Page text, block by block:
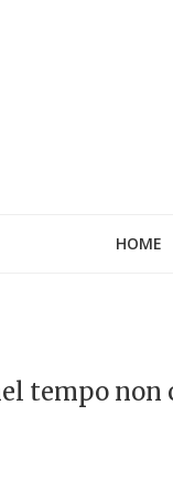
HOME
tempo non